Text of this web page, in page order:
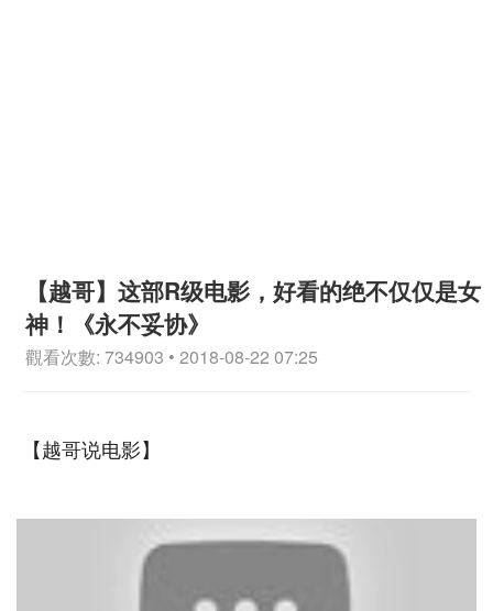
【越哥】这部R级电影，好看的绝不仅仅是女
神！《永不妥协》
觀看次數: 734903 • 2018-08-22 07:25
【越哥说电影】